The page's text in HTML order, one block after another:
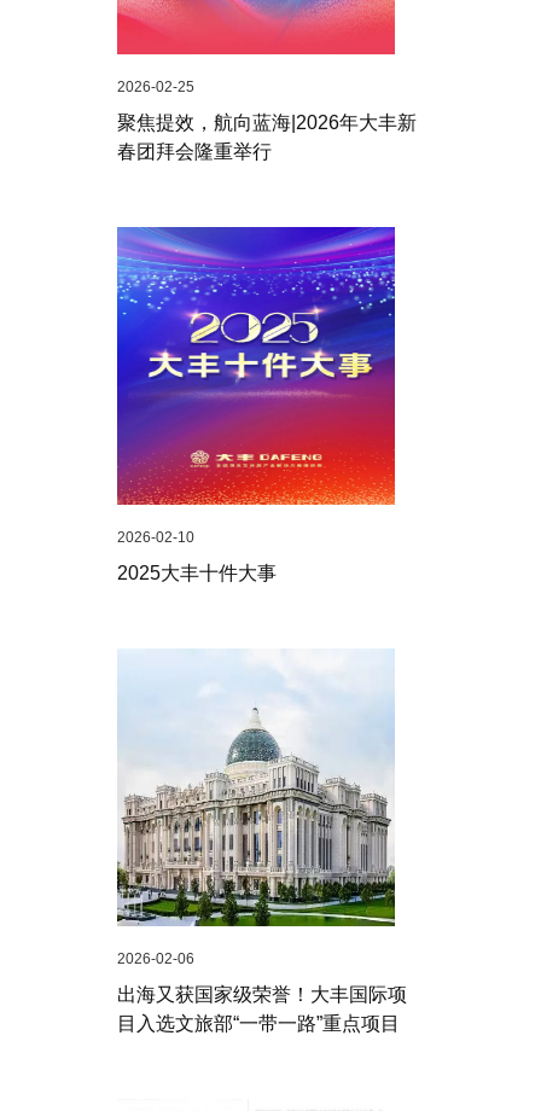
2026-02-25
聚焦提效，航向蓝海|2026年大丰新
春团拜会隆重举行
2026-02-10
2025大丰十件大事
2026-02-06
出海又获国家级荣誉！大丰国际项
目入选文旅部“一带一路”重点项目